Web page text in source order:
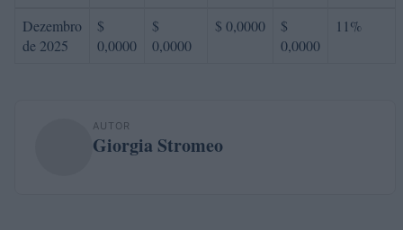
Dezembro
de 2025
$
0,0000
$
0,0000
$ 0,0000
$
0,0000
11%
AUTOR
Giorgia Stromeo